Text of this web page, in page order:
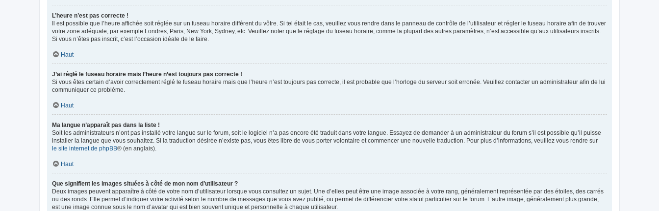
L’heure n’est pas correcte !
Il est possible que l’heure affichée soit réglée sur un fuseau horaire différent du vôtre. Si tel était le cas, veuillez vous rendre dans le panneau de contrôle de l’utilisateur et régler le fuseau horaire afin de trouver
votre zone adéquate, par exemple Londres, Paris, New York, Sydney, etc. Veuillez noter que le réglage du fuseau horaire, comme la plupart des autres paramètres, n’est accessible qu’aux utilisateurs inscrits.
Si vous n’êtes pas inscrit, c’est l’occasion idéale de le faire.
Haut
J’ai réglé le fuseau horaire mais l’heure n’est toujours pas correcte !
Si vous êtes certain d’avoir correctement réglé le fuseau horaire mais que l’heure n’est toujours pas correcte, il est probable que l’horloge du serveur soit erronée. Veuillez contacter un administrateur afin de lui
communiquer ce problème.
Haut
Ma langue n’apparaît pas dans la liste !
Soit les administrateurs n’ont pas installé votre langue sur le forum, soit le logiciel n’a pas encore été traduit dans votre langue. Essayez de demander à un administrateur du forum s’il est possible qu’il puisse
installer la langue que vous souhaitez. Si la traduction désirée n’existe pas, vous êtes libre de vous porter volontaire et commencer une nouvelle traduction. Pour plus d’informations, veuillez vous rendre sur
le site internet de phpBB® (en anglais).
Haut
Que signifient les images situées à côté de mon nom d’utilisateur ?
Deux images peuvent apparaître à côté de votre nom d’utilisateur lorsque vous consultez un sujet. Une d’elles peut être une image associée à votre rang, généralement représentée par des étoiles, des carrés
ou des ronds. Elle permet d’indiquer votre activité selon le nombre de messages que vous avez publié, ou permet de différencier votre statut particulier sur le forum. L’autre image, généralement plus grande,
est une image connue sous le nom d’avatar qui est bien souvent unique et personnelle à chaque utilisateur.